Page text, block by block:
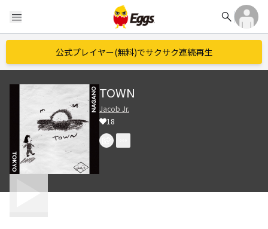
menu search
公式プレイヤー(無料)でサクサク連続再生
TOWN
Jacob Jr.
18